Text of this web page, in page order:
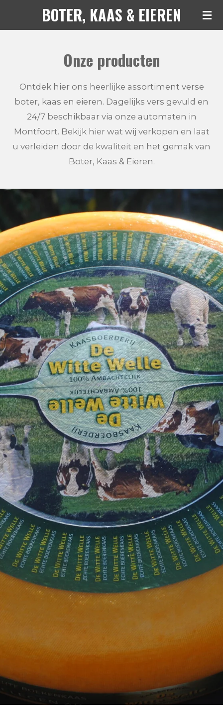
BOTER, KAAS & EIEREN
Onze producten
Ontdek hier ons heerlijke assortiment verse
boter, kaas en eieren. Dagelijks vers gevuld en
24/7 beschikbaar via onze automaten in
Montfoort. Bekijk hier wat wij verkopen en laat
u verleiden door de kwaliteit en het gemak van
Boter, Kaas & Eieren.